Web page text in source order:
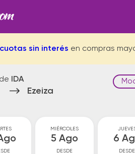
sin interés en compras
IDA
Ezeiza
MIÉRCOLES
5 Ago
DESDE
6
DESDE